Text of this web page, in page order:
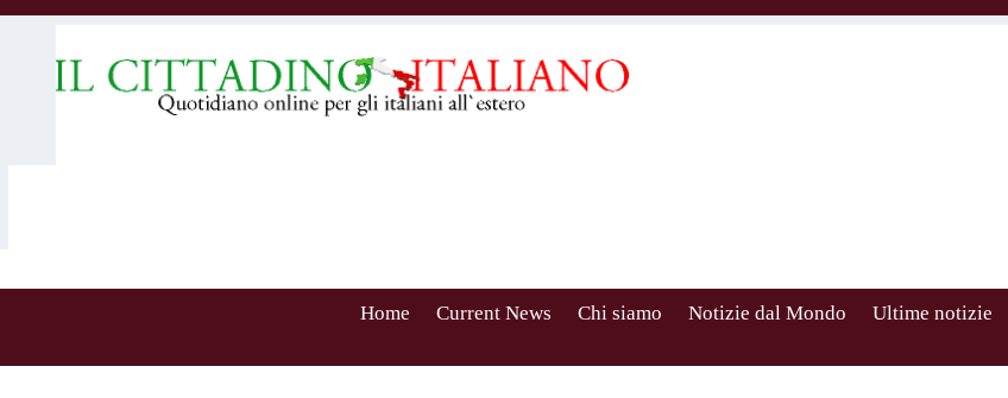
Home Current News Chi siamo Notizie dal Mondo Ultime notizie